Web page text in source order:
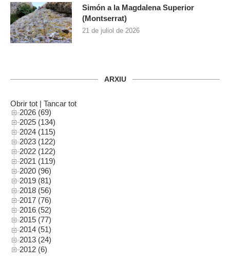
Simón a la Magdalena Superior
(Montserrat)
21 de juliol de 2026
ARXIU
Obrir tot | Tancar tot
2026 (69)
2025 (134)
2024 (115)
2023 (122)
2022 (122)
2021 (119)
2020 (96)
2019 (81)
2018 (56)
2017 (76)
2016 (52)
2015 (77)
2014 (51)
2013 (24)
2012 (6)